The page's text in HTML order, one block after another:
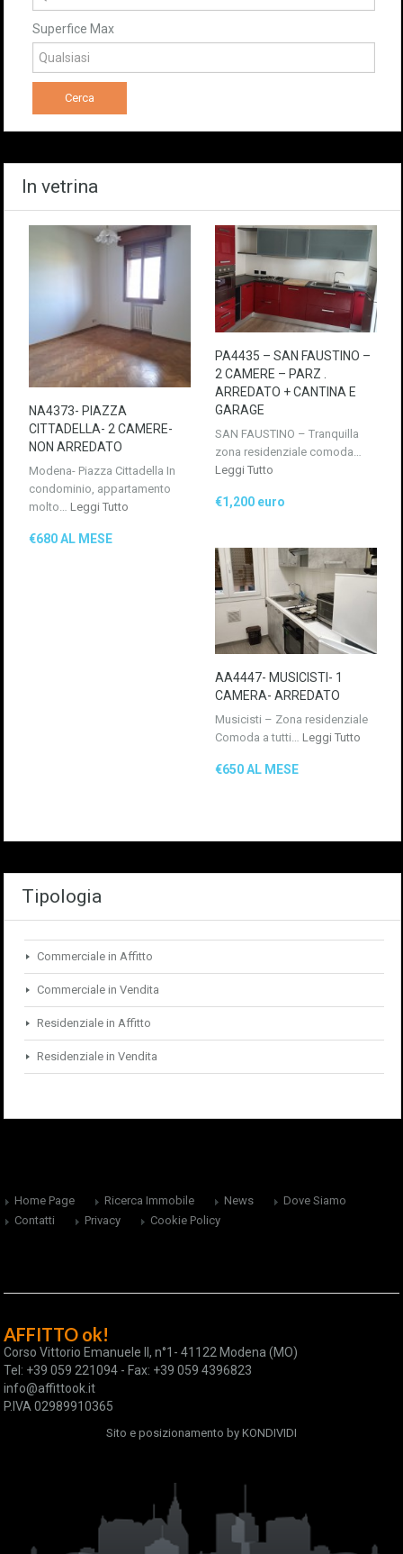
Superfice Max
In vetrina
NA4373- PIAZZA
CITTADELLA- 2 CAMERE-
NON ARREDATO
Modena- Piazza Cittadella In
condominio, appartamento
molto… Leggi Tutto
€680 AL MESE
PA4435 – SAN FAUSTINO –
2 CAMERE – PARZ .
ARREDATO + CANTINA E
GARAGE
SAN FAUSTINO – Tranquilla
zona residenziale comoda…
Leggi Tutto
€1,200 euro
AA4447- MUSICISTI- 1
CAMERA- ARREDATO
Musicisti – Zona residenziale
Comoda a tutti… Leggi Tutto
€650 AL MESE
Tipologia
Commerciale in Affitto
Commerciale in Vendita
Residenziale in Affitto
Residenziale in Vendita
Home Page Ricerca Immobile News
Dove Siamo
Contatti
Privacy Cookie Policy
AFFITTO ok!
Corso Vittorio Emanuele II, n°1- 41122 Modena (MO)
Tel: +39 059 221094 - Fax: +39 059 4396823
info@affittook.it
P.IVA 02989910365
Sito e posizionamento by KONDIVIDI